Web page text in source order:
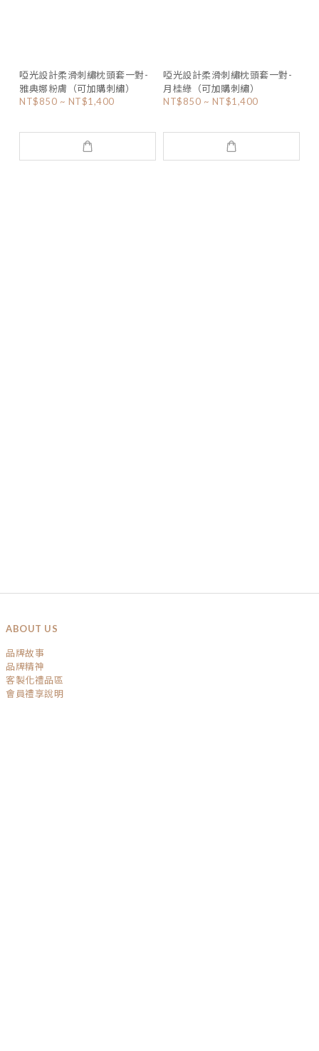
啞光設計柔滑刺繡枕頭套一對-
雅典娜粉膚（可加購刺繡）
NT$850 ~ NT$1,400
啞光設計柔滑刺繡枕頭套一對-
月桂綠（可加購刺繡）
NT$850 ~ NT$1,400
已選0件
ABOUT US
品牌故事
品牌精神
客製化禮品區
會員禮享說明